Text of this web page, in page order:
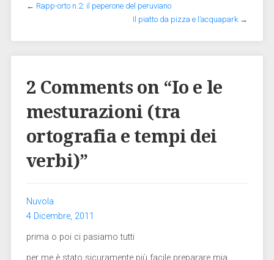
← Rapp-orto n.2: il peperone del peruviano
Il piatto da pizza e l’acquapark→
2 Comments on “Io e le
mesturazioni (tra
ortografia e tempi dei
verbi)”
Nuvola
4 Dicembre, 2011
prima o poi ci pasiamo tutti
per me è stato sicuramente più facile preparare mia